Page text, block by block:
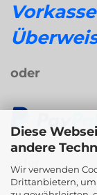
Diese
andere
Wir verwenden
Drittanbietern,
oder
oder